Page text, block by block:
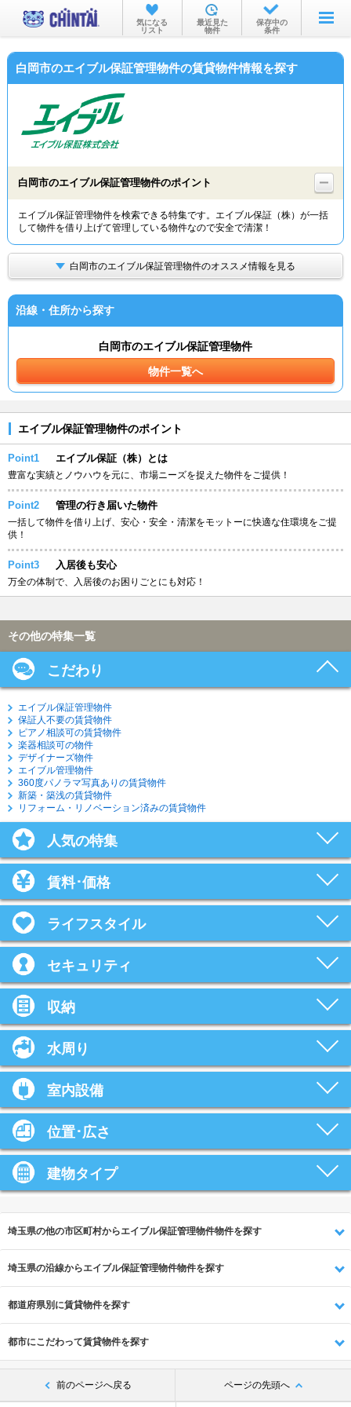
お部屋を探す
沿線・駅から
物件特集から
TOP
気になる
リスト
最近見た
物件
保存中の
条件
白岡市のエイブル保証管理物件の賃貸物件情報を探す
白岡市のエイブル保証管理物件のポイント
エイブル保証管理物件を検索できる特集です。エイブル保証（株）が一括
して物件を借り上げて管理している物件なので安全で清潔！
白岡市のエイブル保証管理物件のオススメ情報を見る
沿線・住所から探す
白岡市のエイブル保証管理物件
物件一覧へ
エイブル保証管理物件のポイント
Point1 エイブル保証（株）とは
豊富な実績とノウハウを元に、市場ニーズを捉えた物件をご提供！
Point2 管理の行き届いた物件
一括して物件を借り上げ、安心・安全・清潔をモットーに快適な住環境をご提
供！
Point3 入居後も安心
万全の体制で、入居後のお困りごとにも対応！
その他の特集一覧
こだわり
エイブル保証管理物件
保証人不要の賃貸物件
ピアノ相談可の賃貸物件
楽器相談可の物件
デザイナーズ物件
エイブル管理物件
360度パノラマ写真ありの賃貸物件
新築・築浅の賃貸物件
リフォーム・リノベーション済みの賃貸物件
人気の特集
賃料･価格
ライフスタイル
セキュリティ
収納
水周り
室内設備
位置･広さ
建物タイプ
埼玉県の他の市区町村からエイブル保証管理物件物件を探す
埼玉県の沿線からエイブル保証管理物件物件を探す
都道府県別に賃貸物件を探す
都市にこだわって賃貸物件を探す
前のページへ戻る ページの先頭へ